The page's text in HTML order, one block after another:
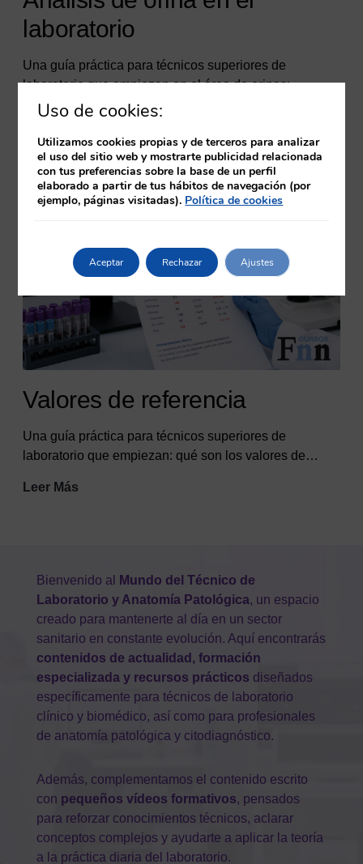
laboratorio
Una guía práctica para técnicos superiores de
laboratorio que empiezan en el área de orinas:…
Leer MásAnálisis
orina
en
el
Valores de referencia
Una guía práctica para técnicos superiores de
laboratorio que empiezan: qué son los valores de…
Leer Más
Bienvenido al
Mundo del Técnico de
Laboratorio y Anatomía Patológica, un espacio
creado para mantenerte al día en un sector
sanitario en constante evolución. Aquí encontrarás
contenidos de actualidad, formación
especializada y recursos prácticos diseñados
específicamente para técnicos de laboratorio
clínico y biomédico, así como para profesionales
de anatomía patológica y citodiagnóstico.
Además, complementamos el contenido escrito
con pequeños vídeos formativos, pensados
para reforzar conocimientos técnicos, aclarar
conceptos complejos y ayudarte a aplicar la teoría
a la práctica diaria del laboratorio.
Uso de cookies:
Utilizamos cookies propias y de terceros para analizar
el uso del sitio web y mostrarte publicidad relacionada
con tus preferencias sobre la base de un perfil
elaborado a partir de tus hábitos de navegación (por
ejemplo, páginas visitadas). Política de cookies
Aceptar Rechazar Ajustes